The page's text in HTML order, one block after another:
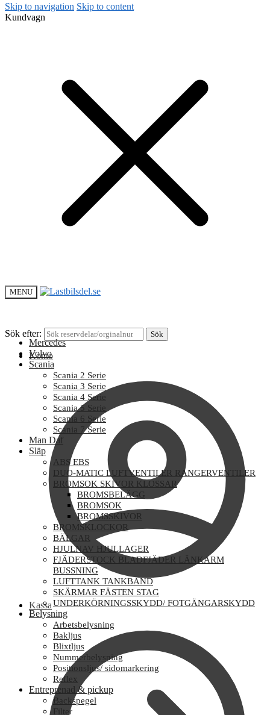
Skip to navigation Skip to content
Kundvagn
MENU
Sök efter: Sök
Konto
Kassa
Mercedes
Volvo
Scania
Scania 2 Serie
Scania 3 Serie
Scania 4 Serie
Scania 5 Serie
Scania 6 Serie
Scania 7 Serie
Man Daf
Släp
ABS EBS
DUO-MATIC LUFTVENTILER RANGERVENTILER
BROMSOK SKIVOR KLOSSAR
BROMSBELÄGG
BROMSOK
BROMSSKIVOR
BROMSKLOCKOR
BÄLGAR
HJULNAV HJULLAGER
FJÄDERSTOCK BLADFJÄDER LÄNKARM
BUSSNING
LUFTTANK TANKBAND
SKÄRMAR FÄSTEN STAG
UNDERKÖRNINGSSKYDD/ FOTGÄNGARSKYDD
Belysning
Arbetsbelysning
Bakljus
Blixtljus
Nummerbelysning
Positionsljus/ sidomarkering
Reflex
Entreprenad & pickup
Backspegel
Filter